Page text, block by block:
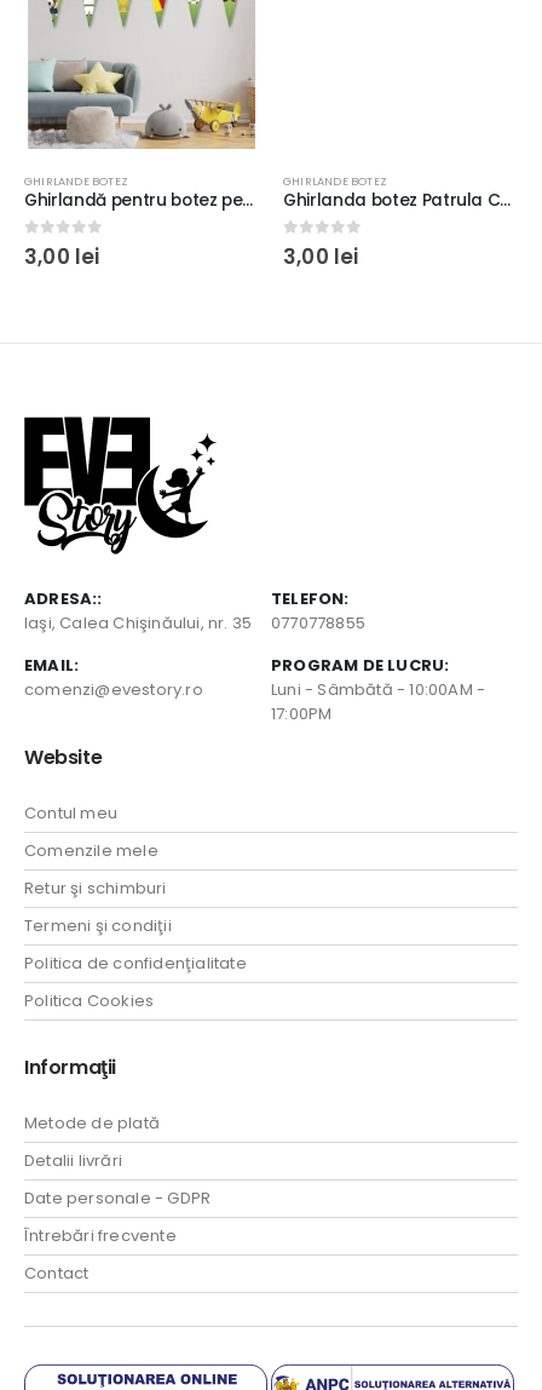
GHIRLANDE BOTEZ
Ghirlandă pentru botez personalizată cu nume, tematica Fotbal, formă Triunghi, 28x13cm, Carton Lucios240g, culoare verde
0 out of 5
3,00 lei
GHIRLANDE BOTEZ
Ghirlanda botez Patrula Catelusilor, 28x13cm, formă Triunghi, Carton Fotografic Premium 240g, culoare albastru
0 out of 5
3,00 lei
ADRESA::
Iaşi, Calea Chişinăului, nr. 35
TELEFON:
0770778855
EMAIL:
comenzi@evestory.ro
PROGRAM DE LUCRU:
Luni - Sâmbătă - 10:00AM -
17:00PM
Website
Contul meu
Comenzile mele
Retur şi schimburi
Termeni şi condiţii
Politica de confidenţialitate
Politica Cookies
Informaţii
Metode de plată
Detalii livrări
Date personale - GDPR
Întrebări frecvente
Contact